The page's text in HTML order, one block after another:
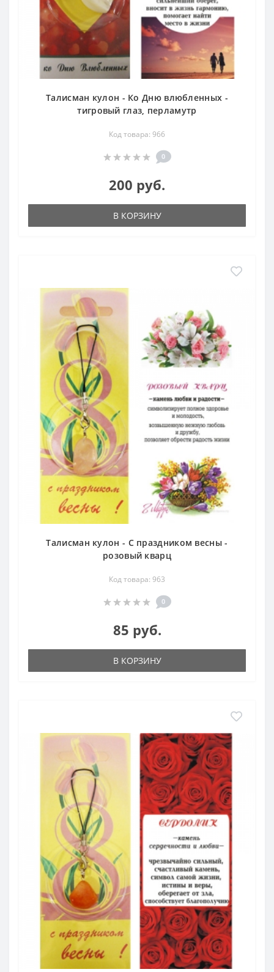
Талисман кулон - Ко Дню влюбленных -
тигровый глаз, перламутр
Код товара: 966
0
200 руб.
В КОРЗИНУ
Талисман кулон - С праздником весны -
розовый кварц
Код товара: 963
0
85 руб.
В КОРЗИНУ